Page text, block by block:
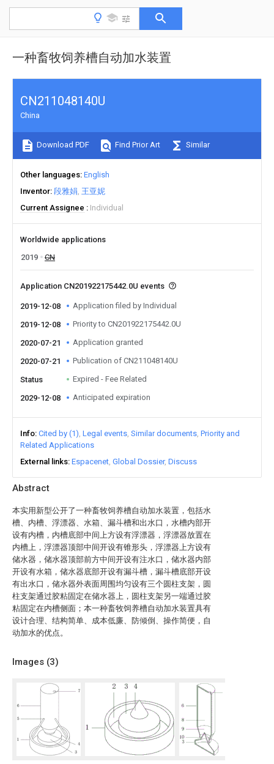
一种畜牧饲养槽自动加水装置
Abstract
本实用新型公开了一种畜牧饲养槽自动加水装置，包括水
槽、内槽、浮漂器、水箱、漏斗槽和出水口，水槽内部开
设有内槽，内槽底部中间上方设有浮漂器，浮漂器放置在
内槽上，浮漂器顶部中间开设有锥形头，浮漂器上方设有
储水器，储水器顶部前方中间开设有注水口，储水器内部
开设有水箱，储水器底部开设有漏斗槽，漏斗槽底部开设
有出水口，储水器外表面周围均匀设有三个圆柱支架，圆
柱支架通过胶粘固定在储水器上，圆柱支架另一端通过胶
粘固定在内槽侧面；本一种畜牧饲养槽自动加水装置具有
设计合理、结构简单、成本低廉、防倾倒、操作简便，自
动加水的优点。
Images (3)
CN211048140U
China
Download PDF Find Prior Art Similar
Other languages English
Inventor 段雅娟 王亚妮
Current Assignee
Individual
Worldwide applications
2019
CN
Application CN201922175442.0U events
2019-12-08 Application filed by Individual
2019-12-08 Priority to CN201922175442.0U
2020-07-21 Application granted
2020-07-21 Publication of CN211048140U
Status Expired - Fee Related
2029-12-08 Anticipated expiration
Info Cited by (1) Legal events Similar documents Priority and
Related Applications
External links Espacenet Global Dossier Discuss